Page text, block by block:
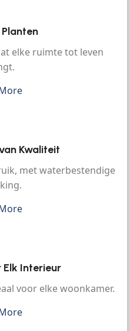
elke ruimte tot leven
Kwaliteit
met waterbestendige
Elk Interieur
voor elke woonkamer.